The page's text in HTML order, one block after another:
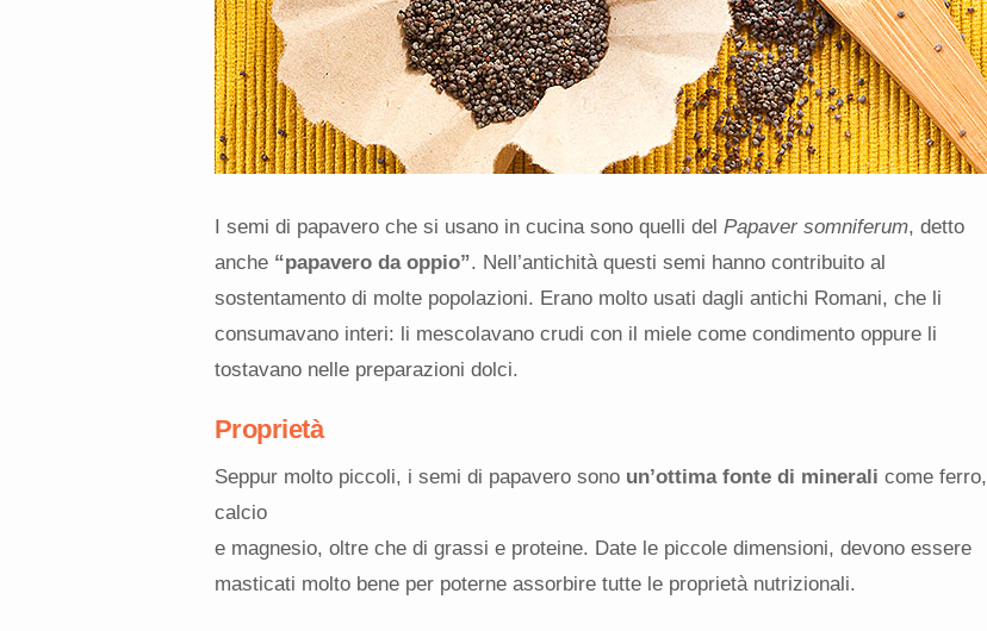
I semi di papavero che si usano in cucina sono quelli del Papaver somniferum, detto
anche “papavero da oppio”. Nell’antichità questi semi hanno contribuito al
sostentamento di molte popolazioni. Erano molto usati dagli antichi Romani, che li
consumavano interi: li mescolavano crudi con il miele come condimento oppure li
tostavano nelle preparazioni dolci.
Proprietà
Seppur molto piccoli, i semi di papavero sono un’ottima fonte di minerali come ferro,
calcio
e magnesio, oltre che di grassi e proteine. Date le piccole dimensioni, devono essere
masticati molto bene per poterne assorbire tutte le proprietà nutrizionali.